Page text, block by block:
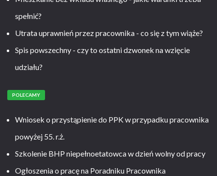
spełnić?
Utrata uprawnień przez pracownika - co się z tym wiąże?
Spis powszechny - czy to ostatni dzwonek na wzięcie
udziału?
POLECAMY
Wniosek o przystąpienie do PPK w przypadku pracownika
powyżej 55. r.ż.
Szkolenie BHP niepełnoetatowca w dzień wolny od pracy
Ogłoszenia o pracę na Poradniku Pracownika